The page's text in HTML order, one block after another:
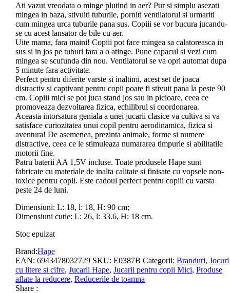
Ati vazut vreodata o minge plutind in aer? Pur si simplu asezati
mingea in baza, stivuiti tuburile, porniti ventilatorul si urmariti
cum mingea urca tuburile pana sus. Copiii se vor bucura jucandu-
se cu acest lansator de bile cu aer.
Uite mama, fara maini! Copiii pot face mingea sa calatoreasca in
sus si in jos pe tuburi fara a o atinge. Pune capacul si vezi cum
mingea se scufunda din nou. Ventilatorul se va opri automat dupa
5 minute fara activitate.
Perfect pentru diferite varste si inaltimi, acest set de joaca
distractiv si captivant pentru copii poate fi stivuit pana la peste 90
cm. Copiii mici se pot juca stand jos sau in picioare, ceea ce
promoveaza dezvoltarea fizica, echilibrul si coordonarea.
Aceasta intorsatura geniala a unei jucarii clasice va cultiva si va
satisface curiozitatea unui copil pentru aerodinamica, fizica si
aventura! De asemenea, prezinta animale, forme si numere
distractive, ceea ce le stimuleaza numararea timpurie si abilitatile
motorii fine.
Patru baterii AA 1,5V incluse. Toate produsele Hape sunt
fabricate cu materiale de inalta calitate si finisate cu vopsele non-
toxice pentru copii. Este cadoul perfect pentru copiii cu varsta
peste 24 de luni.
Dimensiuni: L: 18, l: 18, H: 90 cm;
Dimensiuni cutie: L: 26, l: 33.6, H: 18 cm.
Stoc epuizat
Brand:Hape
EAN: 6943478032729 SKU: E0387B Categorii: Branduri, Jocuri
cu litere si cifre, Jucarii Hape, Jucarii pentru copii Mici, Produse
aflate la reducere, Reducerile de toamna
Share :